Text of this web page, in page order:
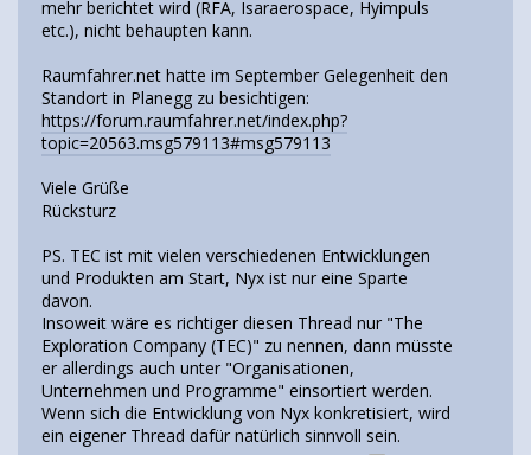
mehr berichtet wird (RFA, Isaraerospace, Hyimpuls
etc.), nicht behaupten kann.
Raumfahrer.net hatte im September Gelegenheit den
Standort in Planegg zu besichtigen:
https://forum.raumfahrer.net/index.php?
topic=20563.msg579113#msg579113
Viele Grüße
Rücksturz
PS. TEC ist mit vielen verschiedenen Entwicklungen
und Produkten am Start, Nyx ist nur eine Sparte
davon.
Insoweit wäre es richtiger diesen Thread nur "The
Exploration Company (TEC)" zu nennen, dann müsste
er allerdings auch unter "Organisationen,
Unternehmen und Programme" einsortiert werden.
Wenn sich die Entwicklung von Nyx konkretisiert, wird
ein eigener Thread dafür natürlich sinnvoll sein.